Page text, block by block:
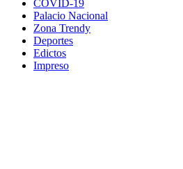
COVID-19
Palacio Nacional
Zona Trendy
Deportes
Edictos
Impreso